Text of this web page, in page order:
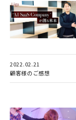
2022.02.21
顧客様のご感想